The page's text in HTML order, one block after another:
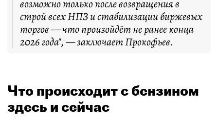
возможно только после возвращения в
строй всех НПЗ и стабилизации биржевых
торгов — что произойдёт не ранее конца
2026 года", — заключает Прокофьев.
Что происходит с бензином
здесь и сейчас